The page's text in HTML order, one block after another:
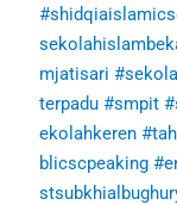
mjatisari
terpadu #smpit
ekolahkeren
blicscpeaking